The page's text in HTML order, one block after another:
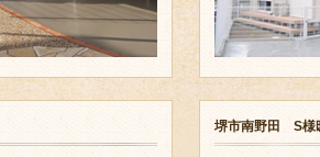
堺市南野田 S